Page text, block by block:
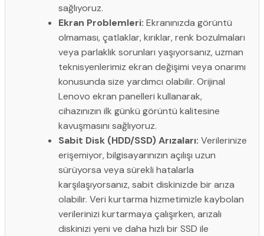
sağlıyoruz.
Ekran Problemleri: Ekranınızda görüntü
olmaması, çatlaklar, kırıklar, renk bozulmaları
veya parlaklık sorunları yaşıyorsanız, uzman
teknisyenlerimiz ekran değişimi veya onarımı
konusunda size yardımcı olabilir. Orijinal
Lenovo ekran panelleri kullanarak,
cihazınızın ilk günkü görüntü kalitesine
kavuşmasını sağlıyoruz.
Sabit Disk (HDD/SSD) Arızaları: Verilerinize
erişemiyor, bilgisayarınızın açılışı uzun
sürüyorsa veya sürekli hatalarla
karşılaşıyorsanız, sabit diskinizde bir arıza
olabilir. Veri kurtarma hizmetimizle kaybolan
verilerinizi kurtarmaya çalışırken, arızalı
diskinizi yeni ve daha hızlı bir SSD ile